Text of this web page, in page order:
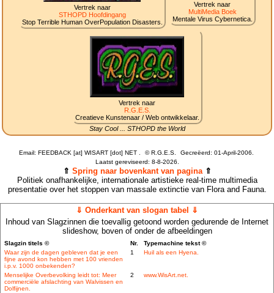
Vertrek naar
STHOPD Hoofdingang
Stop Terrible Human OverPopulation Disasters.
Vertrek naar
MultiMedia Boek
Mentale Virus Cybernetica.
Vertrek naar
R.G.E.S.
Creatieve Kunstenaar / Web ontwikkelaar.
Stay Cool ... STHOPD the World
Email: FEEDBACK [at] WISART [dot] NET . ©R.G.E.S.
Gecreëerd: 01-April-2006.
Laatst gereviseerd: 8-8-2026.
⇑ Spring naar bovenkant van pagina⇑
Politiek onafhankelijke, internationale artistieke real-time multimedia
presentatie over het stoppen van massale extinctie van Flora and Fauna.
⇓ Onderkant van slogan tabel ⇓
Inhoud van Slagzinnen die toevallig getoond worden gedurende de Internet
slideshow, boven of onder de afbeeldingen
Slagzin titels © Nr.
Typemachine tekst ©
Waar zijn de dagen gebleven dat je een
fijne avond kon hebben met 100 vrienden
i.p.v. 1000 onbekenden?
1 Huil als een Hyena.
Menselijke Overbevolking leidt tot: Meer
commerciële afslachting van Walvissen en
Dolfijnen.
2 www.WisArt.net.